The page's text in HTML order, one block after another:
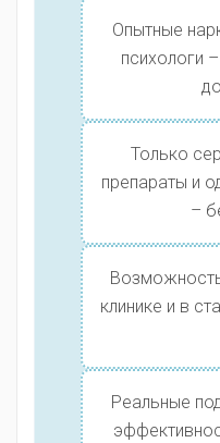
Опытные
психологи
Только
препараты и
–
клинике и в
Реальные